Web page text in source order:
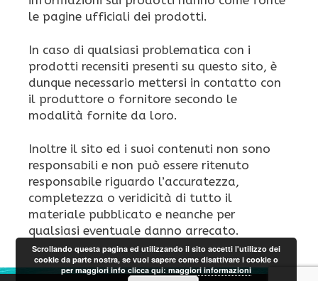
le pagine ufficiali dei prodotti.
In caso di qualsiasi problematica con i
prodotti recensiti presenti su questo sito, è
dunque necessario mettersi in contatto con
il produttore o fornitore secondo le
modalità fornite da loro.
Inoltre il sito ed i suoi contenuti non sono
responsabili e non può essere ritenuto
responsabile riguardo l’accuratezza,
completezza o veridicità di tutto il
materiale pubblicato e neanche per
qualsiasi eventuale danno arrecato.
Scrollando questa pagina ed utilizzando il sito accetti l'utilizzo dei
cookie da parte nostra, se vuoi sapere come disattivare i cookie o
per maggiori info clicca qui:maggiori informazioni